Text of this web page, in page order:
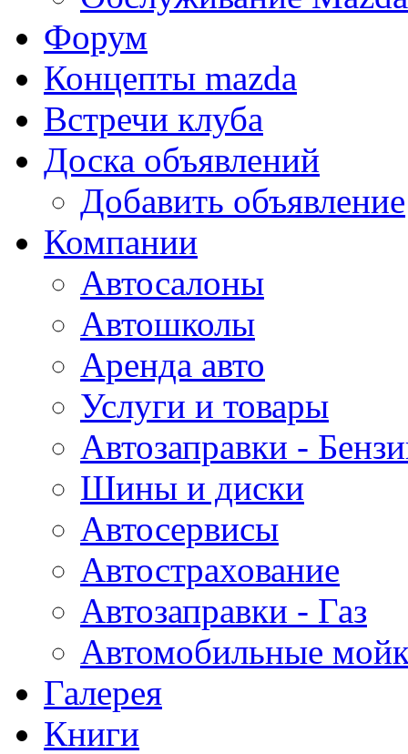
Форум
Концепты mazda
Встречи клуба
Доска объявлений
Добавить объявление
Компании
Автосалоны
Автошколы
Аренда авто
Услуги и товары
Автозаправки -
Шины и диски
Автосервисы
Автострахование
Автозаправки - Газ
Автомобильные
Галерея
Книги